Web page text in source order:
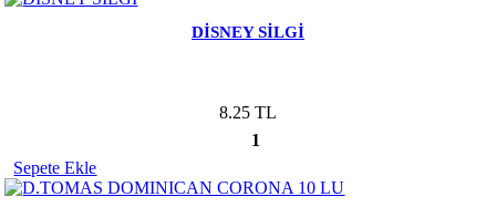
DİSNEY SİLGİ
8.25 TL
1
Sepete Ekle